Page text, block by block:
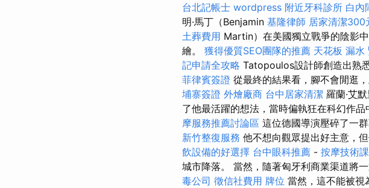
台北記帳士 wordpress 附近牙科診所 白內
明·馬丁（Benjamin 基隆律師 居家清潔300
土葬費用 Martin）在美國獨立戰爭的陰影
繪。 獲得優質SEO團隊的推薦 天花板 漏水
記申請全攻略 Tatopoulos設計師創造出熟
菲律賓簽證 從最終的結果看，腳不會閒逛
埔寨簽證 外燴廠商 台中居家清潔 羅蘭·艾
了他最活躍的想法，當時偏執狂在科幻作
摩服務推薦討論區 這位德國導演壓碎了一
新竹整復服務 他不想向觀眾提出好主意，
飲設備的好選擇 台中眼科推薦 - 按摩技術
城市降落。 當然，隨著匈牙利商業渠道將
毒公司 徵信社費用 牌位 當然，這不能被視